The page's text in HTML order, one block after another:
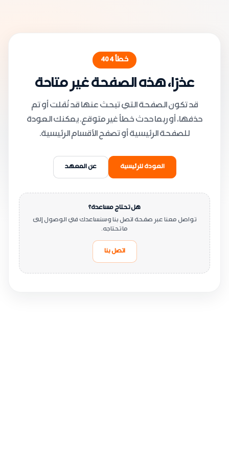
خطأ404
عذرًا، هذه الصفحة غير متاحة
قد تكون الصفحة التي تبحث عنها قد نُقلت أو تم
حذفها، أو ربما حدث خطأ غير متوقع. يمكنك العودة
للصفحة الرئيسية أو تصفح الأقسام الرئيسية.
العودة للرئيسية عن المعهد
هل تحتاج مساعدة؟
تواصل معنا عبر صفحة اتصل بنا وسنساعدك في الوصول إلى
ما تحتاجه.
اتصل بنا